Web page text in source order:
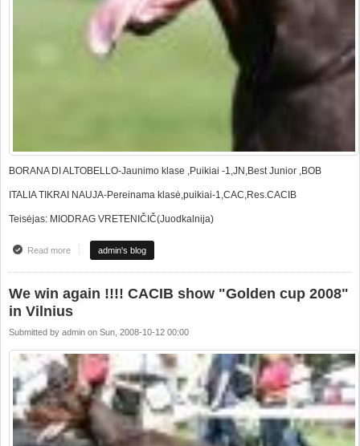
BORANA DI ALTOBELLO-Jaunimo klase ,Puikiai -1,JN,Best Junior ,BOB
ITALIA TIKRAI NAUJA-Pereinama klasė,puikiai-1,CAC,Res.CACIB
Teisėjas: MIODRAG VRETENIČIČ(Juodkalnija)
Read moreabout Sėkmė CACIB parodoje "Auksinė Taurė" Vilniuje
admin's blog
We win again !!!! CACIB show "Golden cup 2008"
in Vilnius
Submitted by admin on Sun, 2008-10-12 00:00